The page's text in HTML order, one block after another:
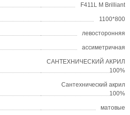
F411L М Brilliant
1100*800
левосторонняя
ассиметричная
САНТЕХНИЧЕСКИЙ АКРИЛ
100%
Сантехнический акрил
100%
матовые